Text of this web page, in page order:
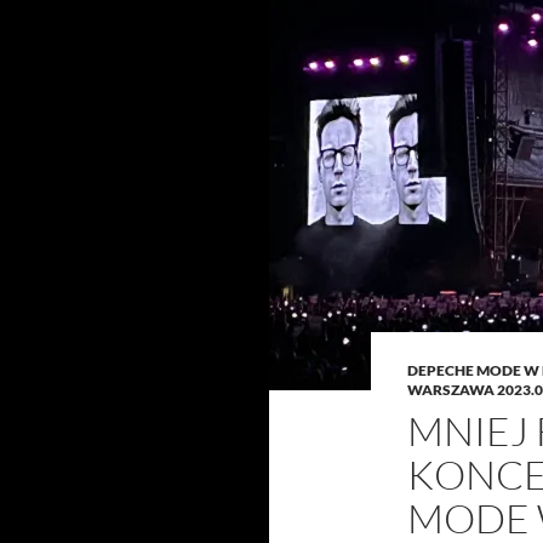
DEPECHE MODE W
WARSZAWA
MNIEJ
MODE